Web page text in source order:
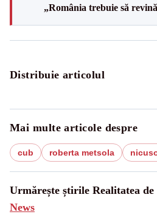
„România trebuie să
Distribuie articolul
Mai multe articole despre
cub roberta metsola
Urmărește știrile Realitatea
News